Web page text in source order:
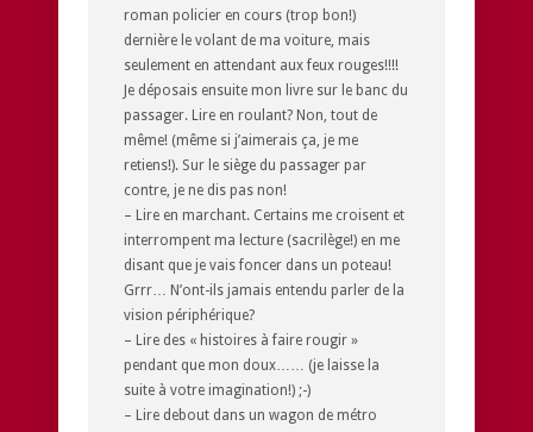
roman policier en cours (trop bon!)
dernière le volant de ma voiture, mais
seulement en attendant aux feux rouges!!!!
Je déposais ensuite mon livre sur le banc du
passager. Lire en roulant? Non, tout de
même! (même si j’aimerais ça, je me
retiens!). Sur le siège du passager par
contre, je ne dis pas non!
– Lire en marchant. Certains me croisent et
interrompent ma lecture (sacrilège!) en me
disant que je vais foncer dans un poteau!
Grrr… N’ont-ils jamais entendu parler de la
vision périphérique?
– Lire des « histoires à faire rougir »
pendant que mon doux…… (je laisse la
suite à votre imagination!) ;-)
– Lire debout dans un wagon de métro